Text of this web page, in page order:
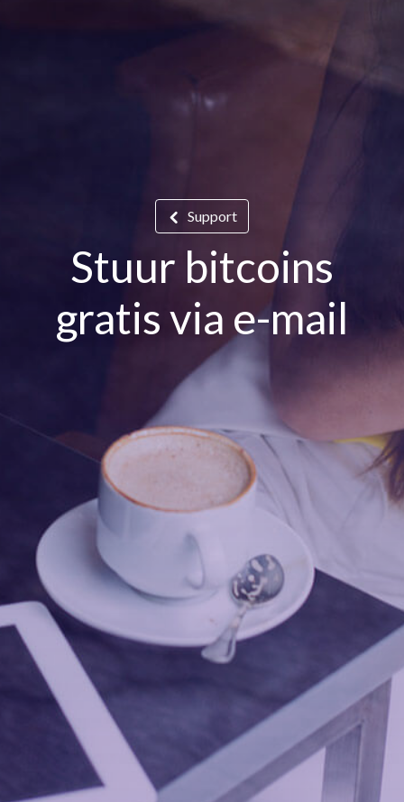
Support
Stuur bitcoins
gratis via e-mail